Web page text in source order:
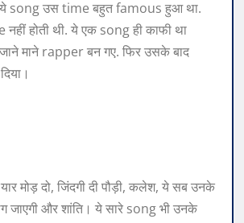
ये song उस time बहुत famous हुआ था.
होती थी. ये एक song ही काफी था
माने rapper बन गए. फिर उसके बाद
मोड़ दो, जिंदगी दी पौड़ी, कलेश, ये सब उनके
जाएगी और शांति। ये सारे song भी उनके